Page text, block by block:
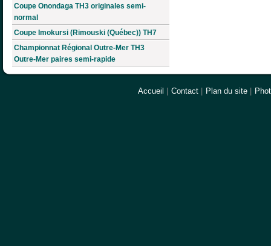
Coupe Onondaga TH3 originales semi-
normal
Coupe Imokursi (Rimouski (Québec)) TH7
Championnat Régional Outre-Mer TH3
Outre-Mer paires semi-rapide
Accueil Contact Plan du site